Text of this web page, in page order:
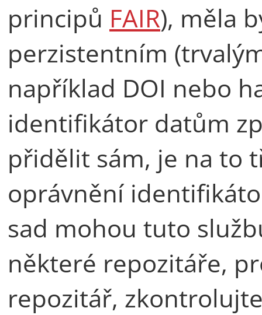
principů FAIR), měla
perzistentním
například DOI nebo
identifikátor datům
přidělit sám, je na to
oprávnění
sad mohou tuto
některé repozitáře,
repozitář,